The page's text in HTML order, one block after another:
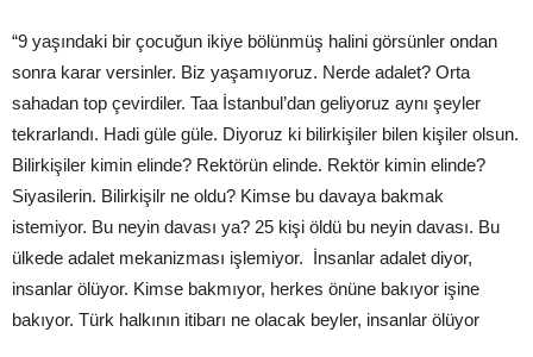
“9 yaşındaki bir çocuğun ikiye bölünmüş halini görsünler ondan
sonra karar versinler. Biz yaşamıyoruz. Nerde adalet? Orta
sahadan top çevirdiler. Taa İstanbul’dan geliyoruz aynı şeyler
tekrarlandı. Hadi güle güle. Diyoruz ki bilirkişiler bilen kişiler olsun.
Bilirkişiler kimin elinde? Rektörün elinde. Rektör kimin elinde?
Siyasilerin. Bilirkişilr ne oldu? Kimse bu davaya bakmak
istemiyor. Bu neyin davası ya? 25 kişi öldü bu neyin davası. Bu
ülkede adalet mekanizması işlemiyor. İnsanlar adalet diyor,
insanlar ölüyor. Kimse bakmıyor, herkes önüne bakıyor işine
bakıyor. Türk halkının itibarı ne olacak beyler, insanlar ölüyor